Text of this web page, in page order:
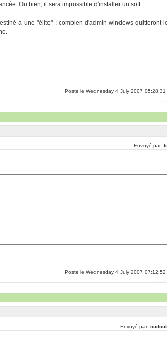
Ou bien, il sera impossible d'installer un soft.
à une "élite" : combien d'admin windows quitteront
Poste le Wednesday 4 July 2007 05:28:31
Envoyé par:
Poste le Wednesday 4 July 2007 07:12:52
Envoyé par: